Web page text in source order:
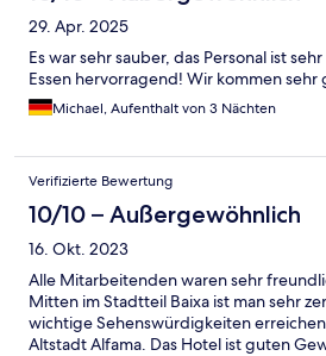
29. Apr. 2025
Es war sehr sauber, das Personal ist
Essen hervorragend! Wir kommen sehr
Michael, Aufenthalt von 3 Nächten
Verifizierte Bewertung
10/10 – Außergewöhnlich
16. Okt. 2023
Alle Mitarbeitenden waren sehr
Mitten im Stadtteil Baixa ist man sehr
wichtige Sehenswürdigkeiten
Altstadt Alfama. Das Hotel ist guten